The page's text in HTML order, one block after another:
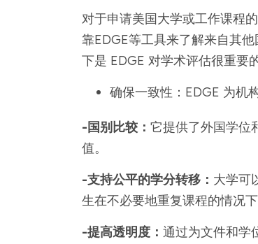
对于申请美国大学或工作课程的
靠EDGE等工具来了解来自其
下是 EDGE 对学术评估很重要
确保一致性：EDGE 为机
-国别比较： 它提供了外国学位
值。
-支持公平的学分转移： 大学可
生在不必要地重复课程的情况下
-提高透明度： 通过为文件和学